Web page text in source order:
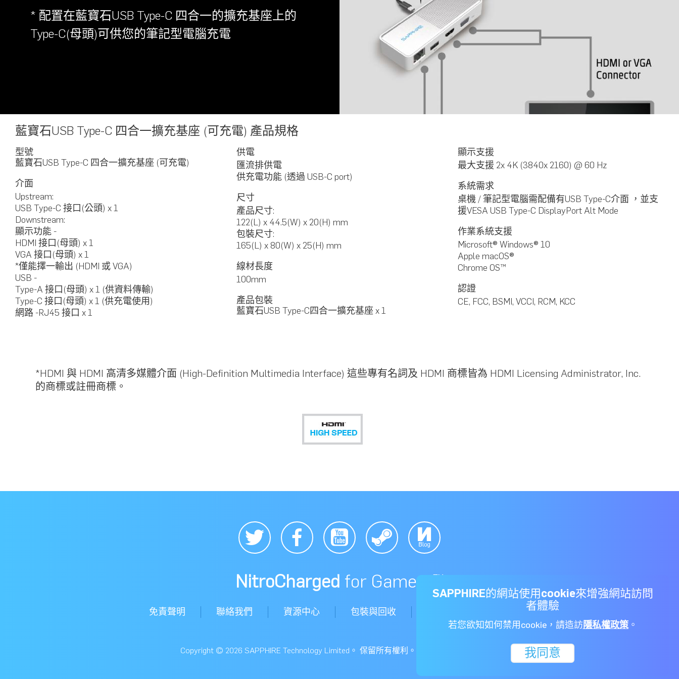
SAPPHIRE的網站使用cookie來增強網站訪問
者體驗
若您欲知如何禁用cookie，請造訪隱私權政策。
我同意
* 配置在藍寶石USB Type-C 四合一的擴充基座上的
Type-C(母頭)可供您的筆記型電腦充電
藍寶石USB Type-C 四合一擴充基座 (可充電) 產品規格
型號
藍寶石USB Type-C 四合一擴充基座 (可充電)
介面
Upstream:
USB Type-C 接口(公頭) x 1
Downstream:
顯示功能 -
HDMI 接口(母頭) x 1
VGA 接口(母頭) x 1
*僅能擇一輸出 (HDMI 或 VGA)
USB -
Type-A 接口(母頭) x 1 (供資料傳輸)
Type-C 接口(母頭) x 1 (供充電使用)
網路 -RJ45 接口 x 1
供電
匯流排供電
供充電功能 (透過 USB-C port)
尺寸
產品尺寸:
122(L) x 44.5(W) x 20(H) mm
包裝尺寸:
165(L) x 80(W) x 25(H) mm
線材長度
100mm
產品包裝
藍寶石USB Type-C四合一擴充基座 x 1
顯示支援
最大支援 2x 4K (3840x 2160) @ 60 Hz
系統需求
桌機 / 筆記型電腦需配備有USB Type-C介面 ，並支
援VESA USB Type-C DisplayPort Alt Mode
作業系統支援
Microsoft® Windows® 10
Apple macOS®
Chrome OS™
認證
CE, FCC, BSMI, VCCI, RCM, KCC
*HDMI 與 HDMI 高清多媒體介面 (High-Definition Multimedia Interface) 這些專有名詞及 HDMI 商標皆為 HDMI Licensing Administrator, Inc.
的商標或註冊商標。
NitroCharged for Gamers™
免責聲明 聯絡我們 資源中心 包裝與回收 關於我們
Copyright © 2026 SAPPHIRE Technology Limited。 保留所有權利。 閱讀我們的